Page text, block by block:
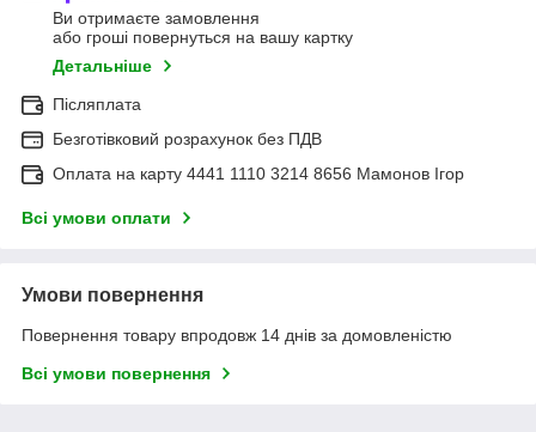
Ви отримаєте замовлення
або гроші повернуться на вашу картку
Детальніше
Післяплата
Безготівковий розрахунок без ПДВ
Оплата на карту 4441 1110 3214 8656 Мамонов Ігор
Всі умови оплати
Умови повернення
Повернення товару впродовж 14 днів за домовленістю
Всі умови повернення